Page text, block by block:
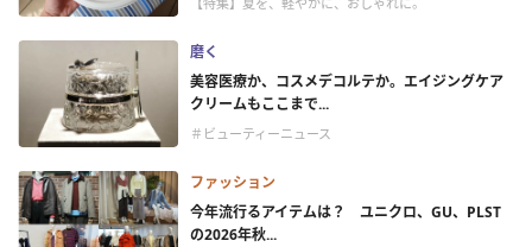
磨く
美容医療か、コスメデコルテか。エイジングケア
クリームもここまで...
＃ビューティーニュース
ファッション
今年流行るアイテムは？ ユニクロ、GU、PLST
の2026年秋...